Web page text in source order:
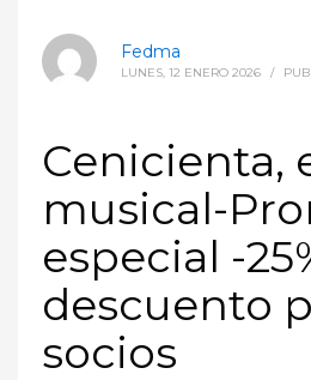
Fedma
LUNES, 12 ENERO 2026 /
Cenicienta,
musical-
especial -
descuento
socios